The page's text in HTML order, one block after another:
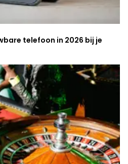
telefoon in 2026 bij je